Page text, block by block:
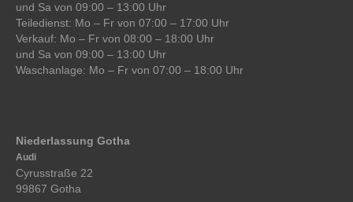
und Sa von 09:00 – 13:00 Uhr
Teiledienst: Mo – Fr von 07:00 – 17:00 Uhr
Verkauf: Mo – Fr von 08:00 – 18:00 Uhr
und Sa von 09:00 – 13:00 Uhr
Waschanlage: Mo – Fr von 07:00 – 18:00 Uhr
Niederlassung Gotha
Audi
Cyrusstraße 22
99867 Gotha